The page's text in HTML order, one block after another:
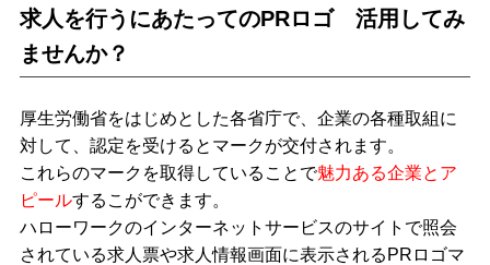
求人を行うにあたってのPRロゴ 活用してみ
ませんか？
厚生労働省をはじめとした各省庁で、企業の各種取組に
対して、認定を受けるとマークが交付されます。
これらのマークを取得していることで魅力ある企業とア
ピールするこができます。
ハローワークのインターネットサービスのサイトで照会
されている求人票や求人情報画面に表示される PR ロゴマ